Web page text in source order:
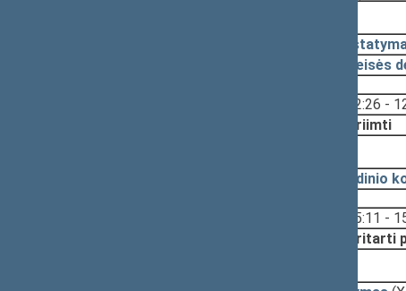
Teisės
12:26 -
Priimti
Pagrindinio
15:11 -
Pritarti